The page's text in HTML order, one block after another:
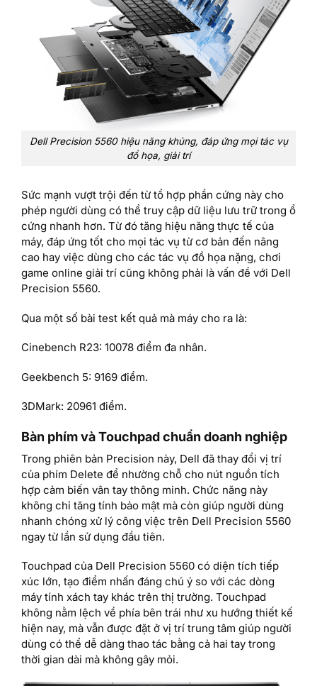
Dell Precision 5560 hiệu năng khủng, đáp ứng mọi tác vụ
đồ họa, giải trí
Sức mạnh vượt trội đến từ tổ hợp phần cứng này cho
phép người dùng có thể truy cập dữ liệu lưu trữ trong ổ
cứng nhanh hơn. Từ đó tăng hiệu năng thực tế của
máy, đáp ứng tốt cho mọi tác vụ từ cơ bản đến nâng
cao hay việc dùng cho các tác vụ đồ họa nặng, chơi
game online giải trí cũng không phải là vấn đề với Dell
Precision 5560.
Qua một số bài test kết quả mà máy cho ra là:
Cinebench R23: 10078 điểm đa nhân.
Geekbench 5: 9169 điểm.
3DMark: 20961 điểm.
Bàn phím và Touchpad chuẩn doanh nghiệp
Trong phiên bản Precision này, Dell đã thay đổi vị trí
của phím Delete để nhường chỗ cho nút nguồn tích
hợp cảm biến vân tay thông minh. Chức năng này
không chỉ tăng tính bảo mật mà còn giúp người dùng
nhanh chóng xử lý công việc trên Dell Precision 5560
ngay từ lần sử dụng đầu tiên.
Touchpad của Dell Precision 5560 có diện tích tiếp
xúc lớn, tạo điểm nhấn đáng chú ý so với các dòng
máy tính xách tay khác trên thị trường. Touchpad
không nằm lệch về phía bên trái như xu hướng thiết kế
hiện nay, mà vẫn được đặt ở vị trí trung tâm giúp người
dùng có thể dễ dàng thao tác bằng cả hai tay trong
thời gian dài mà không gây mỏi.